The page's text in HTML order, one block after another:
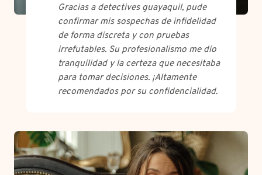
Gracias a detectives guayaquil, pude
confirmar mis sospechas de infidelidad
de forma discreta y con pruebas
irrefutables. Su profesionalismo me dio
tranquilidad y la certeza que necesitaba
para tomar decisiones. ¡Altamente
recomendados por su confidencialidad.